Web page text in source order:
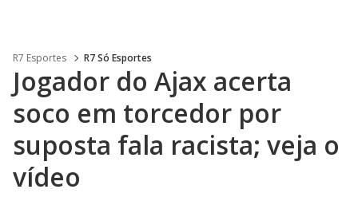
R7 Esportes R7 Só Esportes
Jogador do Ajax acerta
soco em torcedor por
suposta fala racista; veja o
vídeo